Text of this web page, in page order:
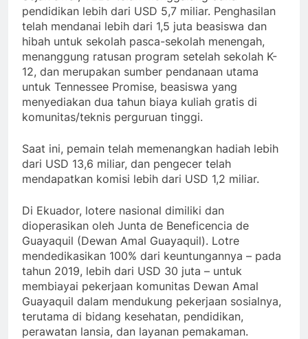
pendidikan lebih dari USD 5,7 miliar. Penghasilan
telah mendanai lebih dari 1,5 juta beasiswa dan
hibah untuk sekolah pasca-sekolah menengah,
menanggung ratusan program setelah sekolah K-
12, dan merupakan sumber pendanaan utama
untuk Tennessee Promise, beasiswa yang
menyediakan dua tahun biaya kuliah gratis di
komunitas/teknis perguruan tinggi.
Saat ini, pemain telah memenangkan hadiah lebih
dari USD 13,6 miliar, dan pengecer telah
mendapatkan komisi lebih dari USD 1,2 miliar.
Di Ekuador, lotere nasional dimiliki dan
dioperasikan oleh Junta de Beneficencia de
Guayaquil (Dewan Amal Guayaquil). Lotre
mendedikasikan 100% dari keuntungannya – pada
tahun 2019, lebih dari USD 30 juta – untuk
membiayai pekerjaan komunitas Dewan Amal
Guayaquil dalam mendukung pekerjaan sosialnya,
terutama di bidang kesehatan, pendidikan,
perawatan lansia, dan layanan pemakaman.